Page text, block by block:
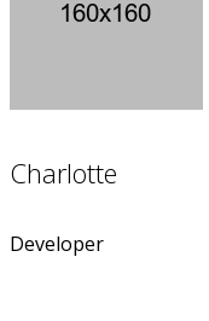
Charlotte
Developer